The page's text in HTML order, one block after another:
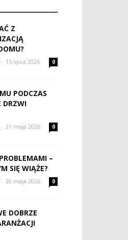
Z
- 15 lipca 2026 0
PODCZAS
DRZWI
- 21 maja 2026 0
–
SIĘ WIĄŻE?
- 20 maja 2026 0
DOBRZE